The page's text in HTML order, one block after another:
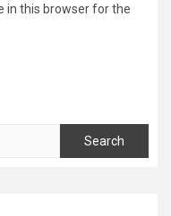
in this browser for the